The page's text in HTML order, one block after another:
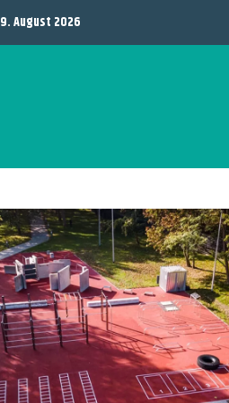
9. August 2026